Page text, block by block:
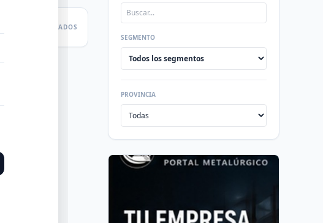
RESULTADOS
SEGMENTO
PROVINCIA